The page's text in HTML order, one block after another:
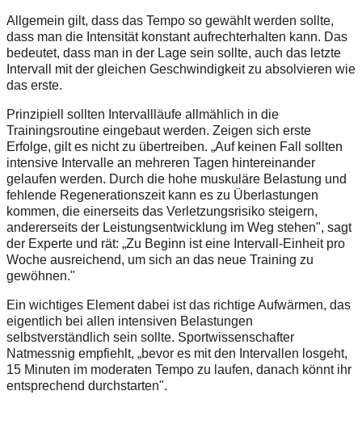
Allgemein gilt, dass das Tempo so gewählt werden sollte,
dass man die Intensität konstant aufrechterhalten kann. Das
bedeutet, dass man in der Lage sein sollte, auch das letzte
Intervall mit der gleichen Geschwindigkeit zu absolvieren wie
das erste.
Prinzipiell sollten Intervallläufe allmählich in die
Trainingsroutine eingebaut werden. Zeigen sich erste
Erfolge, gilt es nicht zu übertreiben. „Auf keinen Fall sollten
intensive Intervalle an mehreren Tagen hintereinander
gelaufen werden. Durch die hohe muskuläre Belastung und
fehlende Regenerationszeit kann es zu Überlastungen
kommen, die einerseits das Verletzungsrisiko steigern,
andererseits der Leistungsentwicklung im Weg stehen", sagt
der Experte und rät: „Zu Beginn ist eine Intervall-Einheit pro
Woche ausreichend, um sich an das neue Training zu
gewöhnen."
Ein wichtiges Element dabei ist das richtige Aufwärmen, das
eigentlich bei allen intensiven Belastungen
selbstverständlich sein sollte. Sportwissenschafter
Natmessnig empfiehlt, „bevor es mit den Intervallen losgeht,
15 Minuten im moderaten Tempo zu laufen, danach könnt ihr
entsprechend durchstarten".